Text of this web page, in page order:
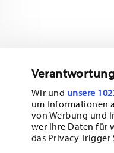
Wir und unsere
um Informationen
von Werbung und
wer Ihre Daten für
das Privacy
Iscriviti alla nostra
Tieniti